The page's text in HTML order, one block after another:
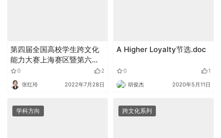
第四届全国高校学生跨文化
能力大赛上海赛区暨第六届
“外教社杯”上海市高校学生
跨文化能力大赛圆满落幕
0 2
张红玲 2022年7月28日
A Higher Loyalty节选.doc
0 1
胡俊杰 2020年5月11日
学科方向 跨文化系列